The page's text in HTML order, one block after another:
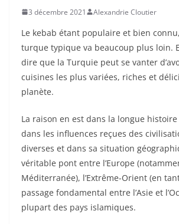
3 décembre 2021 Alexandrie Cloutier
Le kebab étant populaire et bien
turque typique va beaucoup plus loin.
dire que la Turquie peut se vanter
cuisines les plus variées, riches et
planète.
La raison en est dans la longue histoire
dans les influences reçues des
diverses et dans sa situation
véritable pont entre l’Europe
Méditerranée), l’Extrême-Orient (en
passage fondamental entre l’Asie et
plupart des pays islamiques.